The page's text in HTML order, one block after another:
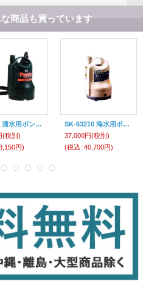
商品も買っています
SMB-20 清水用ポンプ ポンディ SMシリーズ 工進 【送料無料】【激安】【破格値】【特売セール】
(税別)
円)
SK-63210 海水用ポンプ 海水用ポンディ SKシリーズ 工進 【送料無料】【激安】 【破格値】【特売セール】
37,000円(税別)
(税込: 40,700円)